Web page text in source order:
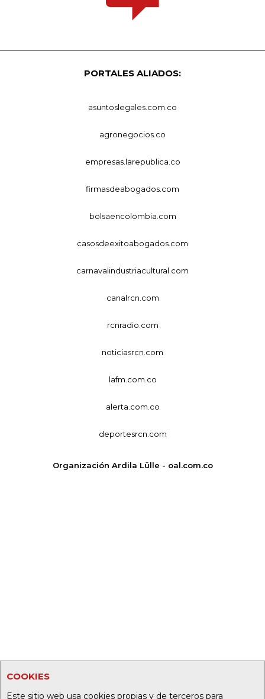
COOKIES
Este sitio web usa cookies propias y de terceros para
PORTALES ALIADOS:
asuntoslegales.com.co
agronegocios.co
empresas.larepublica.co
firmasdeabogados.com
bolsaencolombia.com
casosdeexitoabogados.com
carnavalindustriacultural.com
canalrcn.com
rcnradio.com
noticiasrcn.com
lafm.com.co
alerta.com.co
deportesrcn.com
Organización Ardila Lülle - oal.com.co